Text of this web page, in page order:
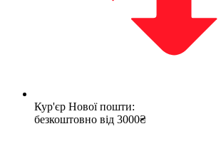
Кур'єр Нової пошти:
безкоштовно від 3000₴